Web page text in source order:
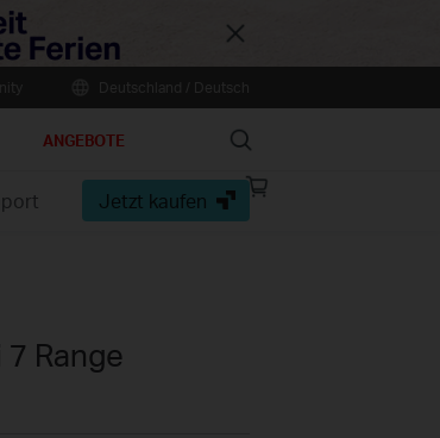
Close
ANGEBOTE Search
Online
Jetzt kaufen
Range